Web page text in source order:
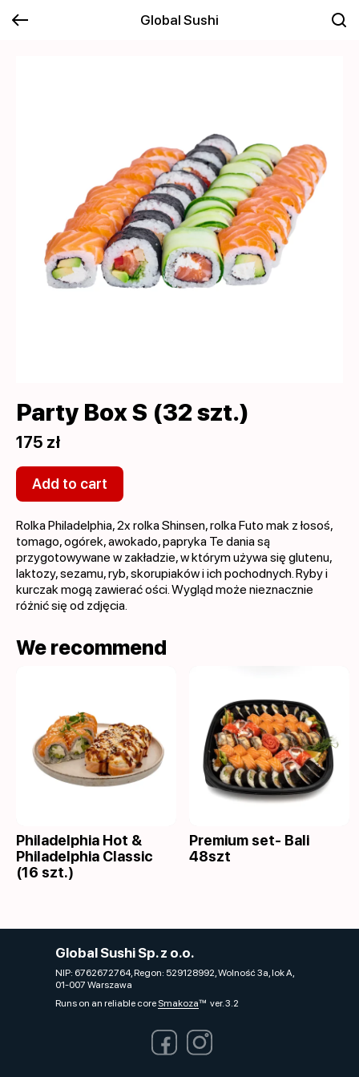
Global Sushi
Party Box S (32 szt.)
175 zł
Add to cart
Rolka Philadelphia, 2x rolka Shinsen, rolka Futo mak z łosoś,
tomago, ogórek, awokado, papryka Te dania są
przygotowywane w zakładzie, w którym używa się glutenu,
laktozy, sezamu, ryb, skorupiaków i ich pochodnych. Ryby i
kurczak mogą zawierać ości. Wygląd może nieznacznie
różnić się od zdjęcia.
We recommend
Philadelphia Hot &
Philadelphia Classic
(16 szt.)
Premium set- Bali
48szt
Global Sushi Sp. z o.o.
NIP: 6762672764, Regon: 529128992, Wolność 3a, lok A,
01-007 Warszawa
Runs on an reliable core Smakozaver. 3.2